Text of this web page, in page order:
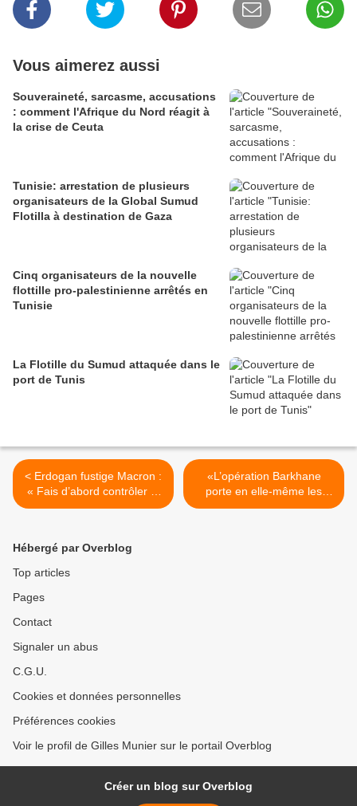
Vous aimerez aussi
Souveraineté, sarcasme, accusations
: comment l'Afrique du Nord réagit à
la crise de Ceuta
Tunisie: arrestation de plusieurs
organisateurs de la Global Sumud
Flotilla à destination de Gaza
Cinq organisateurs de la nouvelle
flottille pro-palestinienne arrêtés en
Tunisie
La Flotille du Sumud attaquée dans le
port de Tunis
< Erdogan fustige Macron :
« Fais d’abord contrôler ta
propre mort cérébrale »
«L’opération Barkhane
porte en elle-même les
germes de son échec» -
Hébergé par Overblog
Top articles
Pages
Contact
Signaler un abus
C.G.U.
Cookies et données personnelles
Préférences cookies
Voir le profil de Gilles Munier sur le portail Overblog
Créer un blog sur Overblog